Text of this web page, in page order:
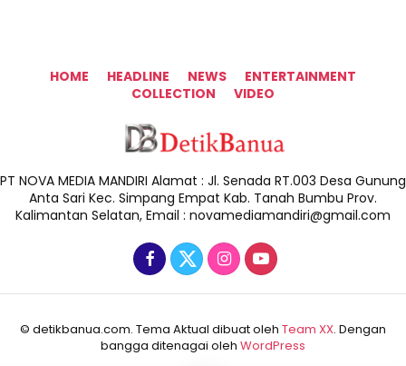
HOME HEADLINE NEWS
ENTERTAINMENT
COLLECTION
VIDEO
PT NOVA MEDIA MANDIRI Alamat : Jl. Senada RT.003 Desa Gunung
Anta Sari Kec. Simpang Empat Kab. Tanah Bumbu Prov.
Kalimantan Selatan, Email : novamediamandiri@gmail.com
© detikbanua.com. Tema Aktual dibuat oleh Team XX. Dengan
bangga ditenagai oleh WordPress